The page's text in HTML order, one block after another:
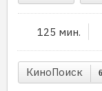
125 мин.
КиноПоиск